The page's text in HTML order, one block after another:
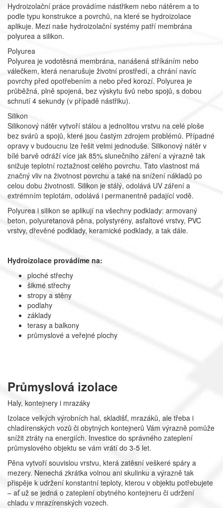
Hydroizolační práce provádíme nástřikem nebo nátěrem a to
podle typu konstrukce a povrchů, na které se hydroizolace
aplikuje. Mezi naše hydroizolační systémy patří membrána
polyurea a silikon.
Polyurea
Polyurea je vodotěsná membrána, nanášená stříkáním nebo
válečkem, která nenarušuje životní prostředí, a chrání navíc
povrchy před opotřebením a nebo před korozí. Polyurea je
průběžná, plně spojená, bez výskytu švů nebo spojů, s dobou
schnutí 4 sekundy (v případě nástřiku).
Silikon
Silikonový nátěr vytvoří stálou a jednolitou vrstvu na celé ploše
bez svárů a spojů, které jsou častým zdrojem problémů. Případné
opravy v budoucnu lze řešit velmi jednoduše. Silikonový nátěr v
bílé barvě odráží více jak 85% slunečního záření a výrazně tak
snižuje teplotní roztažnost celého povrchu. Tato vlastnost má
značný vliv na životnost povrchu a také na snížení nákladů po
celou dobu životnosti. Silikon je stálý, odolává UV záření a
extrémním teplotám, odolává i permanentně padající vodĕ.
Polyurea i silikon se aplikují na všechny podklady: armovaný
beton, polyuretanová pěna, polystyrény, asfaltové vrstvy, PVC
vrstvy, dřevěné podklady, keramické podklady, a tak dále.
Hydroizolace provádíme na:
ploché střechy
šikmé střechy
stropy a stěny
podlahy
základy
terasy a balkony
průmyslové a veřejné plochy
Průmyslová izolace
Haly, kontejnery i mrazáky
Izolace velkých výrobních hal, skladišť, mrazáků, ale třeba i
chladírenských vozů či obytných kontejnerů Vám výrazně pomůže
snížit ztráty na energiích. Investice do správného zateplení
průmyslového objektu se vám vrátí do 3-5 let.
Pěna vytvoří souvislou vrstvu, která zatěsní veškeré spáry a
mezery. Nenechá zkrátka volnou ani skulinku a výrazně tak
přispěje k udržení konstantní teploty, kterou v objektu potřebujete
– ať už se jedná o zateplení obytného kontejneru či udržení
chladu v mrazírenských vozech.